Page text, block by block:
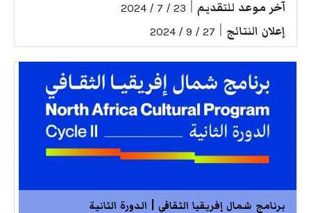
آخر موعد للتقديم 23 / 7 / 2024
إعلان النتائج 27 / 9 / 2024
برنامج شمال إفريقيا الثقافي | الدورة الثانية